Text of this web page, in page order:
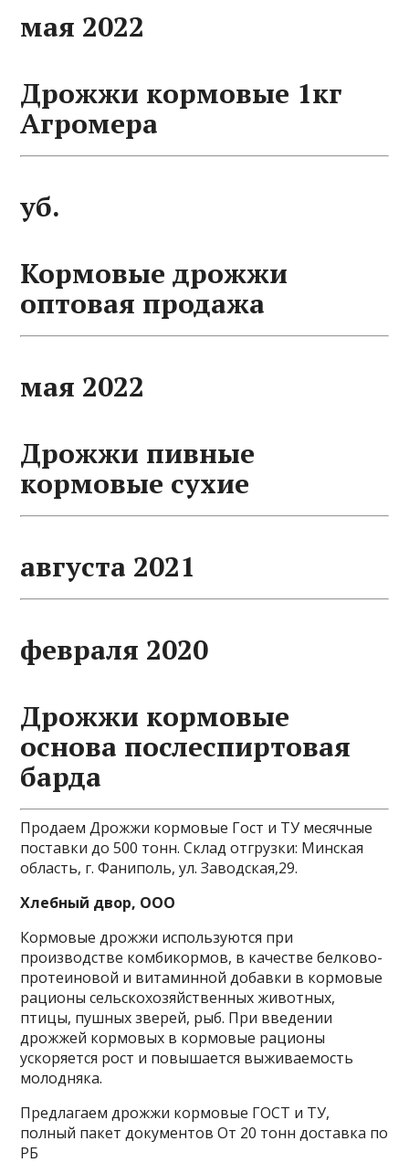
мая 2022
Дрожжи кормовые 1кг
Агромера
уб.
Кормовые дрожжи
оптовая продажа
мая 2022
Дрожжи пивные
кормовые сухие
августа 2021
февраля 2020
Дрожжи кормовые
основа послеспиртовая
барда
Продаем Дрожжи кормовые Гост и ТУ месячные
поставки до 500 тонн. Склад отгрузки: Минская
область, г. Фаниполь, ул. Заводская,29.
Хлебный двор, ООО
Кормовые дрожжи используются при
производстве комбикормов, в качестве белково-
протеиновой и витаминной добавки в кормовые
рационы сельскохозяйственных животных,
птицы, пушных зверей, рыб. При введении
дрожжей кормовых в кормовые рационы
ускоряется рост и повышается выживаемость
молодняка.
Предлагаем дрожжи кормовые ГОСТ и ТУ,
полный пакет документов От 20 тонн доставка по
РБ